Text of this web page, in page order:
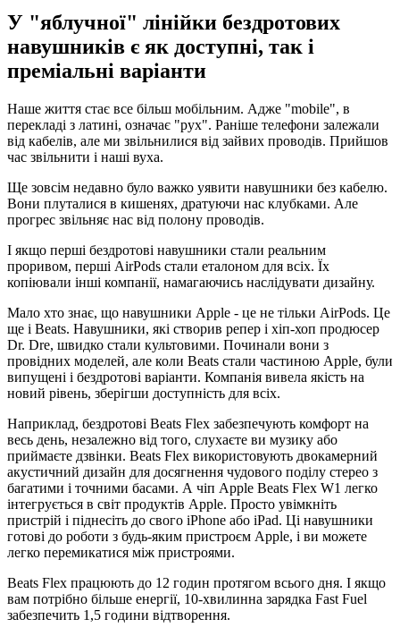
У "яблучної" лінійки бездротових
навушників є як доступні, так і
преміальні варіанти
Наше життя стає все більш мобільним. Адже "mobile", в
перекладі з латині, означає "рух". Раніше телефони залежали
від кабелів, але ми звільнилися від зайвих проводів. Прийшов
час звільнити і наші вуха.
Ще зовсім недавно було важко уявити навушники без кабелю.
Вони плуталися в кишенях, дратуючи нас клубками. Але
прогрес звільняє нас від полону проводів.
І якщо перші бездротові навушники стали реальним
проривом, перші AirPods стали еталоном для всіх. Їх
копіювали інші компанії, намагаючись наслідувати дизайну.
Мало хто знає, що навушники Apple - це не тільки AirPods. Це
ще і Beats. Навушники, які створив репер і хіп-хоп продюсер
Dr. Dre, швидко стали культовими. Починали вони з
провідних моделей, але коли Beats стали частиною Apple, були
випущені і бездротові варіанти. Компанія вивела якість на
новий рівень, зберігши доступність для всіх.
Наприклад, бездротові Beats Flex забезпечують комфорт на
весь день, незалежно від того, слухаєте ви музику або
приймаєте дзвінки. Beats Flex використовують двокамерний
акустичний дизайн для досягнення чудового поділу стерео з
багатими і точними басами. А чіп Apple Beats Flex W1 легко
інтегрується в світ продуктів Apple. Просто увімкніть
пристрій і піднесіть до свого iPhone або iPad. Ці навушники
готові до роботи з будь-яким пристроєм Apple, і ви можете
легко перемикатися між пристроями.
Beats Flex працюють до 12 годин протягом всього дня. І якщо
вам потрібно більше енергії, 10-хвилинна зарядка Fast Fuel
забезпечить 1,5 години відтворення.